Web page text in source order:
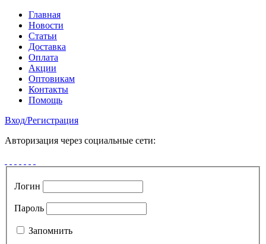
Главная
Новости
Статьи
Доставка
Оплата
Акции
Оптовикам
Контакты
Помощь
Вход/Регистрация
Авторизация через социальные сети:
Логин
Пароль
Запомнить